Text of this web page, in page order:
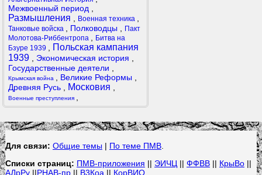
Межвоенный период
Размышления Военная техника
Танковые войска Полководцы
Пакт
Молотова-Риббентропа
Битва на
Бзуре 1939
Польская кампания
1939
Экономическая история
Государственные деятели
Крымская война Великие Реформы
Древняя Русь
Московия
Военные преступления
Для связи: Общие темы | По теме ПМВ.
Списки страниц: ПМВ-приложения || ЭИЧЦ || ФФВВ|| КрыВо||
АДрРу||РНАВ-пр|| В3Коа || КорВИО